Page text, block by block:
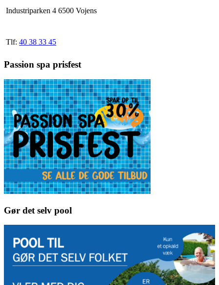
Industriparken 4 6500 Vojens
Tlf: 40 38 33 45
Passion spa prisfest
Gør det selv pool